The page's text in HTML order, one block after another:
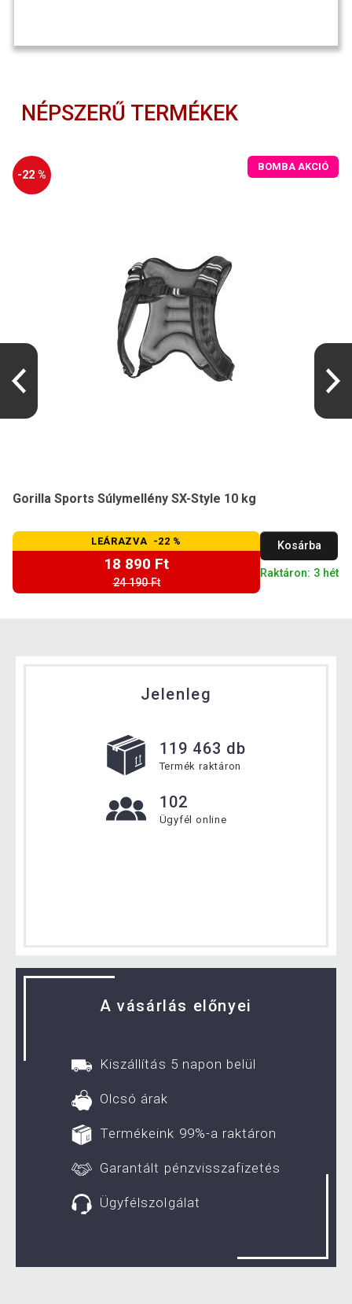
NÉPSZERŰ TERMÉKEK
-22 %
BOMBA AKCIÓ
Gorilla Sports Súlymellény SX-Style 10 kg
LEÁRAZVA -22 %
18 890 Ft
24 190 Ft
Kosárba
Raktáron: 3 hét
Jelenleg
119 463 db
Termék raktáron
102
Ügyfél online
A vásárlás előnyei
Kiszállítás 5 napon belül
Olcsó árak
Termékeink 99%-a raktáron
Garantált pénzvisszafizetés
Ügyfélszolgálat